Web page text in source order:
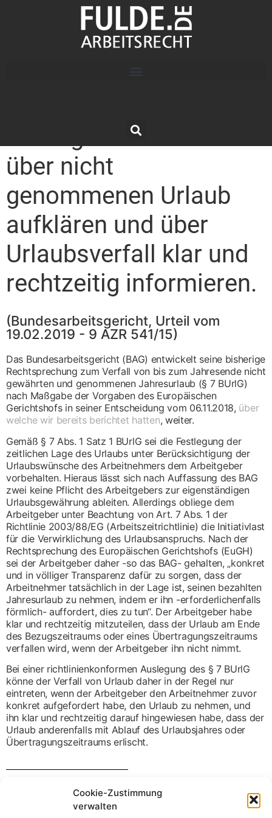
Cookie-Zustimmung
verwalten
Arbeitgeber müssen
über nicht
genommenen Urlaub
aufklären und über
Urlaubsverfall klar und
rechtzeitig informieren.
(Bundesarbeitsgericht, Urteil vom
19.02.2019 - 9 AZR 541/15)
Das Bundesarbeitsgericht (BAG) entwickelt seine bisherige
Rechtsprechung zum Verfall von bis zum Jahresende nicht
gewährten und genommenen Jahresurlaub (§ 7 BUrlG)
nach Maßgabe der Vorgaben des Europäischen
Gerichtshofs in seiner Entscheidung vom 06.11.2018, über
welche wir bereits berichtet hatten, weiter.
Gemäß § 7 Abs. 1 Satz 1 BUrlG sei die Festlegung der
zeitlichen Lage des Urlaubs unter Berücksichtigung der
Urlaubswünsche des Arbeitnehmers dem Arbeitgeber
vorbehalten. Hieraus lässt sich nach Auffassung des BAG
zwei keine Pflicht des Arbeitgebers zur eigenständigen
Urlaubsgewährung ableiten. Allerdings obliege dem
Arbeitgeber unter Beachtung von Art. 7 Abs. 1 der
Richtlinie 2003/88/EG (Arbeitszeitrichtlinie) die Initiativlast
für die Verwirklichung des Urlaubsanspruchs. Nach der
Rechtsprechung des Europäischen Gerichtshofs (EuGH)
sei der Arbeitgeber daher -so das BAG- gehalten, „konkret
und in völliger Transparenz dafür zu sorgen, dass der
Arbeitnehmer tatsächlich in der Lage ist, seinen bezahlten
Jahresurlaub zu nehmen, indem er ihn -erforderlichenfalls
förmlich- auffordert, dies zu tun“. Der Arbeitgeber habe
klar und rechtzeitig mitzuteilen, dass der Urlaub am Ende
des Bezugszeitraums oder eines Übertragungszeitraums
verfallen wird, wenn der Arbeitgeber ihn nicht nimmt.
Bei einer richtlinienkonformen Auslegung des § 7 BUrlG
könne der Verfall von Urlaub daher in der Regel nur
eintreten, wenn der Arbeitgeber den Arbeitnehmer zuvor
konkret aufgefordert habe, den Urlaub zu nehmen, und
ihn klar und rechtzeitig darauf hingewiesen habe, dass der
Urlaub anderenfalls mit Ablauf des Urlaubsjahres oder
Übertragungszeitraums erlischt.
Haben Sie Fragen zu dem Beitrag? Sprechen Sie uns an!
oder telefonisch unter 05206 918547